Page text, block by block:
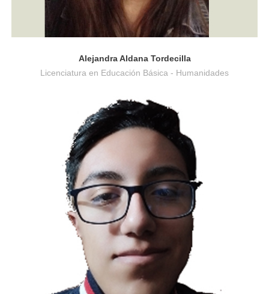
Alejandra Aldana Tordecilla
Licenciatura en Educación Básica - Humanidades
Ingeniería de Sistemas